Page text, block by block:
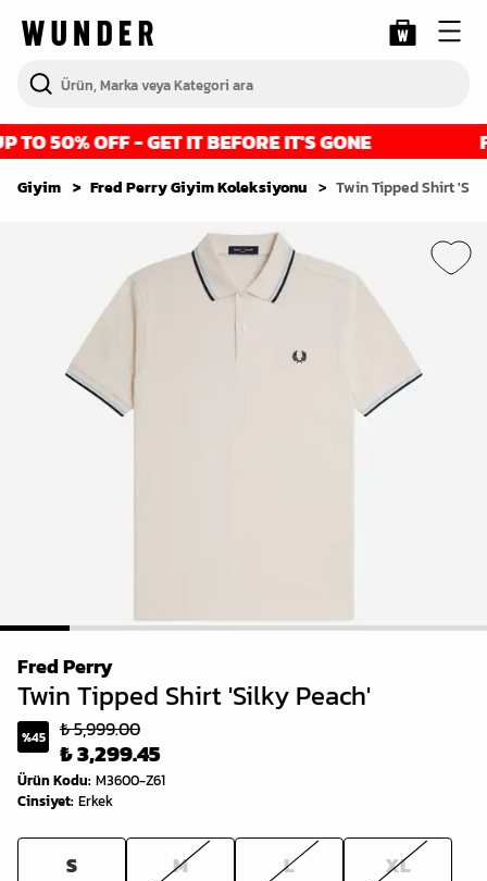
50% OFF - GET IT BEFORE IT'S GONE
Giyim Fred Perry Giyim Koleksiyonu Twin Tipped Shirt
1 2 3 4 5 6 7
Fred Perry
Twin Tipped Shirt 'Silky Peach'
%45 ₺ 5,999.00
₺ 3,299.45
Ürün Kodu: M3600-Z61
Cinsiyet: Erkek
S M L XL